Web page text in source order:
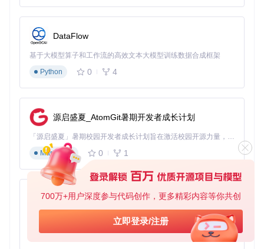
700万+用户深度参与代码创作，更多精彩内容等你共创
立即登录/注册
database.password
数据库密码
必配
database.name
redis.enabled
log.level
日志级别 选配
cp
编辑配置文件，设置数据库连接信息等必要参数：
server:
port: 8080
DataFlow
基于大模型算子和工作流的高效文本大模型训练数据合成框架
Python
0 4
源启盛夏_AtomGit暑期开发者成长计划
「源启盛夏」暑期校园开发者成长计划旨在激活校园开源力量，通过积分激励、认证扶持、资源倾斜等形式，引导高校组织和开发者完成「入驻 — 建项目 — 做贡献 — 获认证 — 得资源」的完整闭环。无论你是想带领社团入驻平台的组织者，还是希望用代码贡献证明自己的开发者，都能在这里找到属于你的成长路径。
Markdown
0 1
py-xiaozhi
基于Python的Xiaozhi AI，适用于想要完整Xiaozhi体验而无需拥有专用硬件的用户。
Python
0 1